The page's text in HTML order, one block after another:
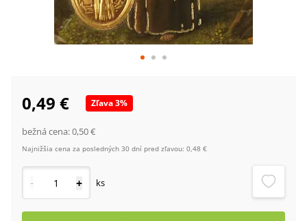
0,49 € Zľava3%
bežná cena:0,50 €
Najnižšia cena za posledných 30 dní pred zľavou: 0,48 €
- + ks